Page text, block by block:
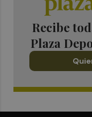
Recibe
Plaza